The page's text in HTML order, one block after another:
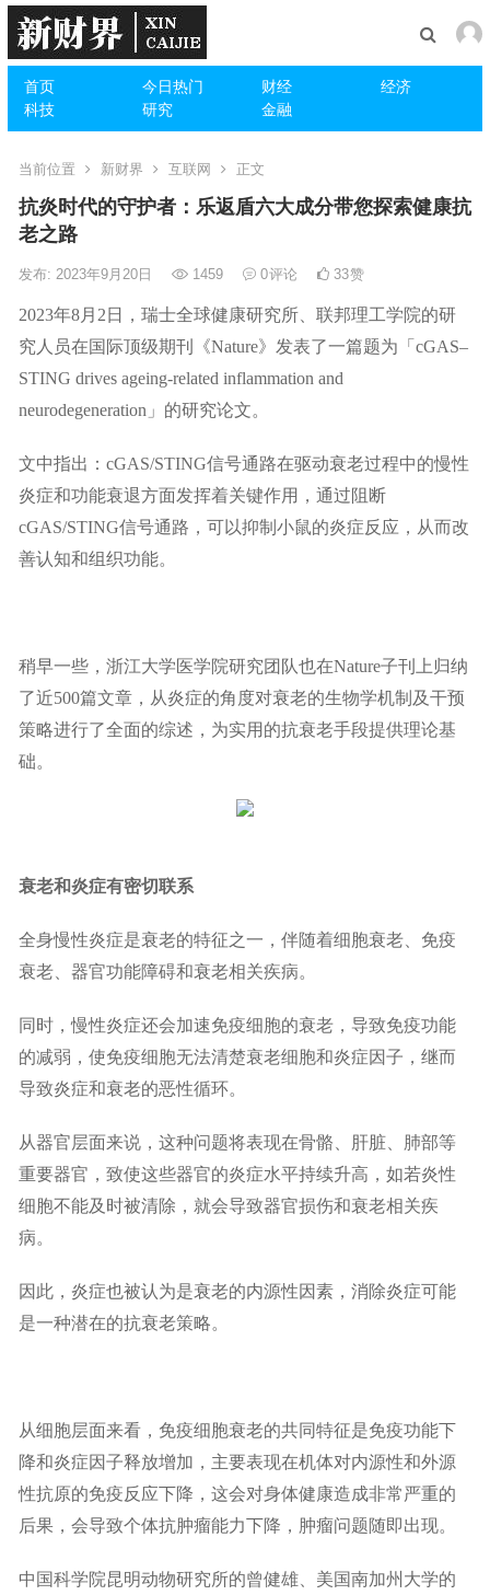
首页 今日热门 财经
经济
科技
研究 金融
当前位置 新财界 互联网 正文
抗炎时代的守护者：乐返盾六大成分带您探索健康抗
老之路
发布: 2023年9月20日 1459 0评论 33赞
2023年8月2日，瑞士全球健康研究所、联邦理工学院的研
究人员在国际顶级期刊《Nature》发表了一篇题为「cGAS–
STING drives ageing-related inflammation and
neurodegeneration」的研究论文。
文中指出：cGAS/STING信号通路在驱动衰老过程中的慢性
炎症和功能衰退方面发挥着关键作用，通过阻断
cGAS/STING信号通路，可以抑制小鼠的炎症反应，从而改
善认知和组织功能。
稍早一些，浙江大学医学院研究团队也在Nature子刊上归纳
了近500篇文章，从炎症的角度对衰老的生物学机制及干预
策略进行了全面的综述，为实用的抗衰老手段提供理论基
础。
衰老和炎症有密切联系
全身慢性炎症是衰老的特征之一，伴随着细胞衰老、免疫
衰老、器官功能障碍和衰老相关疾病。
同时，慢性炎症还会加速免疫细胞的衰老，导致免疫功能
的减弱，使免疫细胞无法清楚衰老细胞和炎症因子，继而
导致炎症和衰老的恶性循环。
从器官层面来说，这种问题将表现在骨骼、肝脏、肺部等
重要器官，致使这些器官的炎症水平持续升高，如若炎性
细胞不能及时被清除，就会导致器官损伤和衰老相关疾
病。
因此，炎症也被认为是衰老的内源性因素，消除炎症可能
是一种潜在的抗衰老策略。
从细胞层面来看，免疫细胞衰老的共同特征是免疫功能下
降和炎症因子释放增加，主要表现在机体对内源性和外源
性抗原的免疫反应下降，这会对身体健康造成非常严重的
后果，会导致个体抗肿瘤能力下降，肿瘤问题随即出现。
中国科学院昆明动物研究所的曾健雄、美国南加州大学的